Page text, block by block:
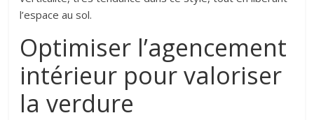
l’espace au sol.
Optimiser l’agencement
intérieur pour valoriser
la verdure